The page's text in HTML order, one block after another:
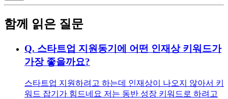
함께 읽은 질문
Q. 스타트업 지원동기에 어떤 인재상 키워드가
가장 좋을까요?
스타트업 지원하려고 하는데 인재상이 나오지 않아서 키
워드 잡기가 힘드네요 저는 동반 성장 키워드로 하려고